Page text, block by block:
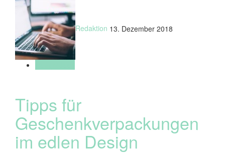
Redaktion 13. Dezember 2018
Tipps für
Geschenkverpackungen
im edlen Design